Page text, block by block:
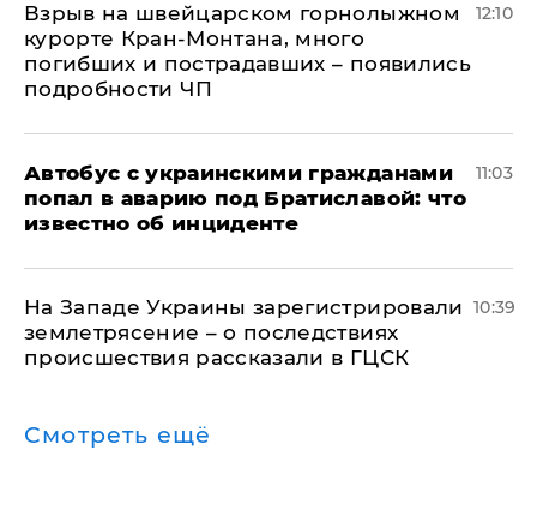
Взрыв на швейцарском горнолыжном
курорте Кран-Монтана, много
погибших и пострадавших – появились
подробности ЧП
12:10
Автобус с украинскими гражданами
попал в аварию под Братиславой: что
известно об инциденте
11:03
На Западе Украины зарегистрировали
землетрясение – о последствиях
происшествия рассказали в ГЦСК
10:39
Смотреть ещё